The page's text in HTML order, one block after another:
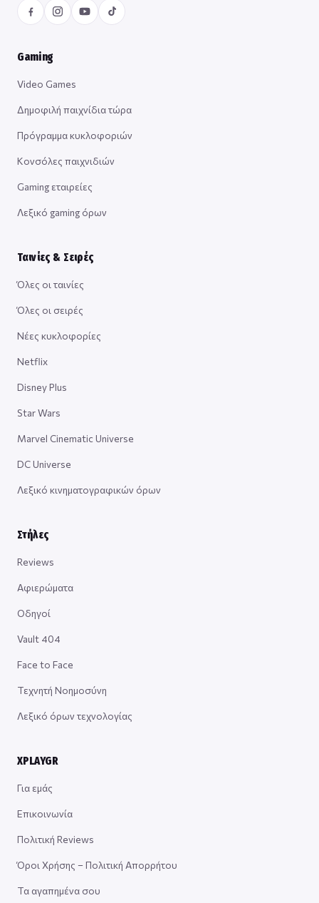
Gaming
Video Games
Δημοφιλή παιχνίδια τώρα
Πρόγραμμα κυκλοφοριών
Κονσόλες παιχνιδιών
Gaming εταιρείες
Λεξικό gaming όρων
Ταινίες & Σειρές
Όλες οι ταινίες
Όλες οι σειρές
Νέες κυκλοφορίες
Netflix
Disney Plus
Star Wars
Marvel Cinematic Universe
DC Universe
Λεξικό κινηματογραφικών όρων
Στήλες
Reviews
Αφιερώματα
Οδηγοί
Vault 404
Face to Face
Τεχνητή Νοημοσύνη
Λεξικό όρων τεχνολογίας
XPLAYGR
Για εμάς
Επικοινωνία
Πολιτική Reviews
Όροι Χρήσης – Πολιτική Απορρήτου
Τα αγαπημένα σου